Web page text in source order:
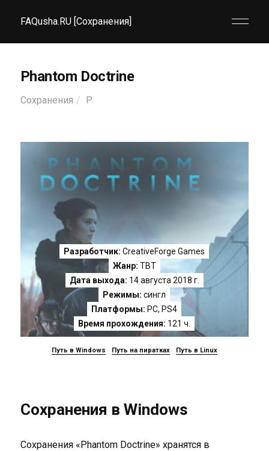
FAQusha.RU [Сохранения]
Phantom Doctrine
Сохранения P
Разработчик: CreativeForge Games
Жанр: TBT
Дата выхода: 14 августа 2018 г.
Режимы: сингл
Платформы: PC, PS4
Время прохождения: 121 ч.
Путь в Windows Путь на пиратках Путь в Linux
Сохранения в Windows
Сохранения «Phantom Doctrine» хранятся в